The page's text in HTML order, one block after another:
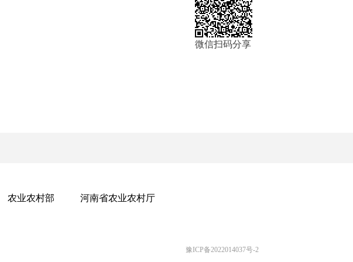
微信扫码分享
农业农村部
河南省农业农村厅
豫ICP备2022014037号-2